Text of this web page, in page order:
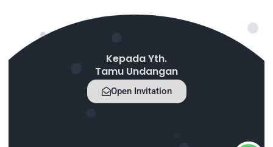
Kepada Yth.
Tamu Undangan
Open Invitation